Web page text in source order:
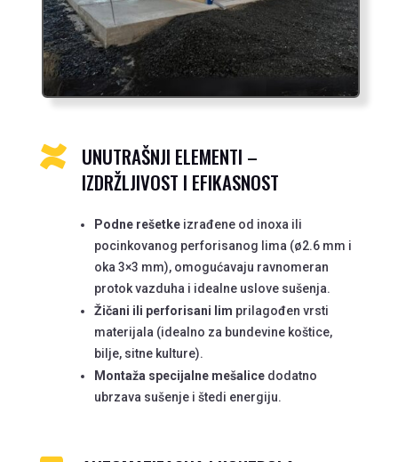

UNUTRAŠNJI ELEMENTI –
IZDRŽLJIVOST I EFIKASNOST
Podne rešetkeizrađene od inoxa ili
pocinkovanog perforisanog lima (ø2.6 mm i
oka 3×3 mm), omogućavaju ravnomeran
protok vazduha i idealne uslove sušenja.
Žičani ili perforisani lim prilagođen vrsti
materijala (idealno za bundevine koštice,
bilje, sitne kulture).
Montaža specijalne mešalicedodatno
ubrzava sušenje i štedi energiju.